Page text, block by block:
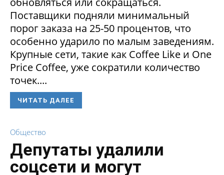
Поставщики подняли минимальный
порог заказа на 25-50 процентов, что
особенно ударило по малым заведениям.
Крупные сети, такие как Coffee Like и One
Price Coffee, уже сократили количество
точек....
ЧИТАТЬ ДАЛЕЕ
Общество
Депутаты удалили
соцсети и могут